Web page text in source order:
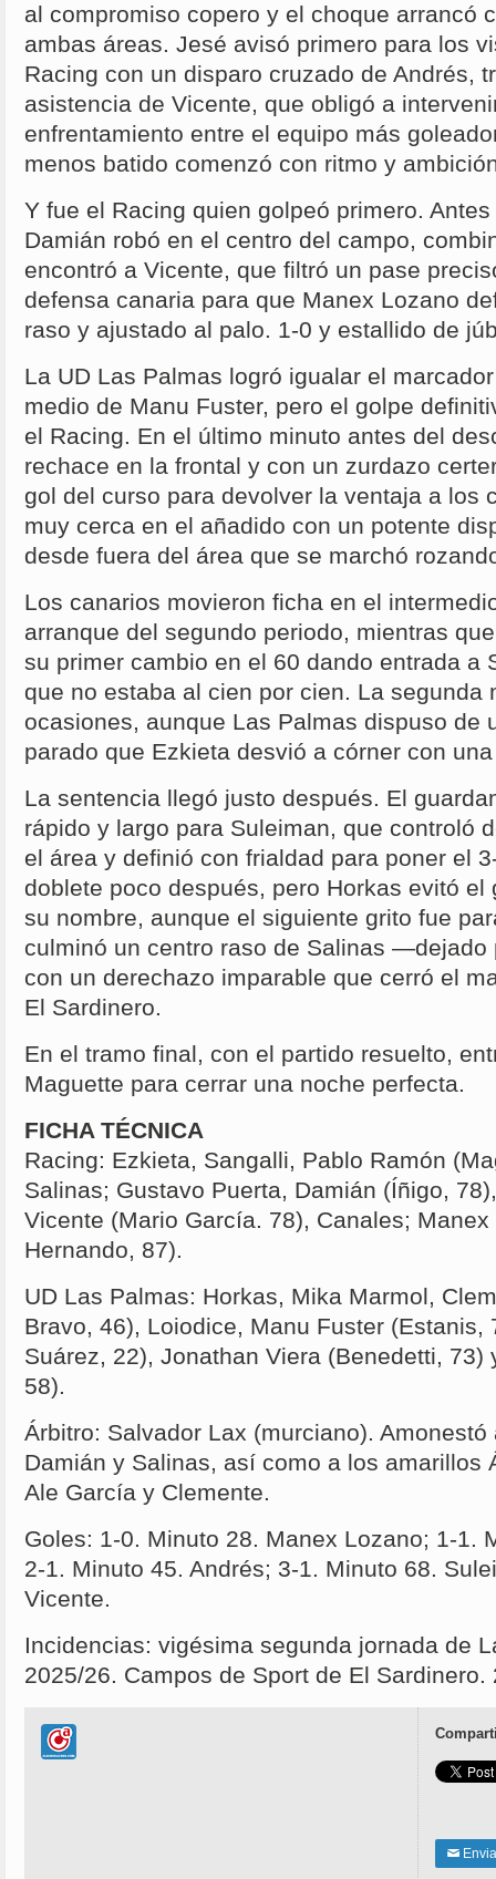
al compromiso copero y el choque arrancó
ambas áreas. Jesé avisó primero para los
Racing con un disparo cruzado de Andrés,
asistencia de Vicente, que obligó a
enfrentamiento entre el equipo más
menos batido comenzó con ritmo y
Y fue el Racing quien golpeó primero.
Damián robó en el centro del campo,
encontró a Vicente, que filtró un pase
defensa canaria para que Manex Lozano
raso y ajustado al palo. 1-0 y estallido de
La UD Las Palmas logró igualar el
medio de Manu Fuster, pero el golpe
el Racing. En el último minuto antes del
rechace en la frontal y con un zurdazo
gol del curso para devolver la ventaja a los
muy cerca en el añadido con un potente
desde fuera del área que se marchó
Los canarios movieron ficha en el
arranque del segundo periodo, mientras
su primer cambio en el 60 dando entrada a
que no estaba al cien por cien. La segunda
ocasiones, aunque Las Palmas dispuso de
parado que Ezkieta desvió a córner con
La sentencia llegó justo después. El
rápido y largo para Suleiman, que controló
el área y definió con frialdad para poner el
doblete poco después, pero Horkas evitó el
su nombre, aunque el siguiente grito fue
culminó un centro raso de Salinas
con un derechazo imparable que cerró el
El Sardinero.
En el tramo final, con el partido resuelto,
Maguette para cerrar una noche perfecta.
FICHA TÉCNICA
Racing: Ezkieta, Sangalli, Pablo Ramón
Salinas; Gustavo Puerta, Damián (Íñigo,
Vicente (Mario García. 78), Canales;
Hernando, 87).
UD Las Palmas: Horkas, Mika Marmol,
Bravo, 46), Loiodice, Manu Fuster (Estanis,
Suárez, 22), Jonathan Viera (Benedetti, 73)
58).
Árbitro: Salvador Lax (murciano).
Damián y Salinas, así como a los amarillos
Ale García y Clemente.
Goles: 1-0. Minuto 28. Manex Lozano; 1-1.
2-1. Minuto 45. Andrés; 3-1. Minuto 68.
Vicente.
Incidencias: vigésima segunda jornada de
2025/26. Campos de Sport de El
✉